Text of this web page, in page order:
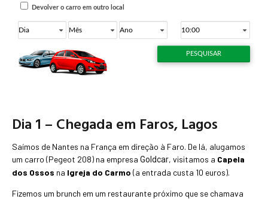
Dia 1 – Chegada em Faros, Lagos
Saímos de Nantes na França em direção à Faro. De lá, alugamos
um carro (Pegeot 208) na empresa Goldcar, visitamos a Capela
dos Ossos na Igreja do Carmo (a entrada custa 10 euros).
Fizemos um brunch em um restaurante próximo que se chamava